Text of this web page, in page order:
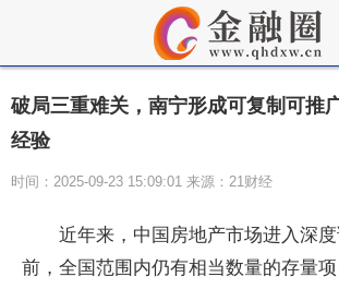
破局三重难关，南宁形成可复制可推
经验
时间：2025-09-23 15:09:01 来源：21财经
近年来，中国房地产市场进入深
前，全国范围内仍有相当数量的存量